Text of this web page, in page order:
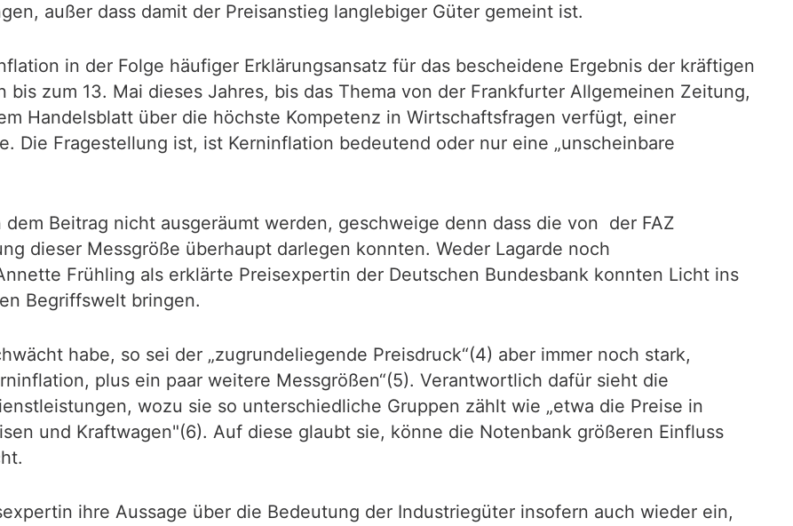
außer dass damit der Preisanstieg langlebiger Güter gemeint ist.
in der Folge häufiger Erklärungsansatz für das bescheidene Ergebnis der kräftigen
bis zum 13. Mai dieses Jahres, bis das Thema von der Frankfurter Allgemeinen Zeitung,
Handelsblatt über die höchste Kompetenz in Wirtschaftsfragen verfügt, einer
Die Fragestellung ist, ist Kerninflation bedeutend oder nur eine „unscheinbare
Beitrag nicht ausgeräumt werden, geschweige denn dass die von der FAZ
dieser Messgröße überhaupt darlegen konnten. Weder Lagarde noch
Frühling als erklärte Preisexpertin der Deutschen Bundesbank konnten Licht ins
Begriffswelt bringen.
habe, so sei der „zugrundeliegende Preisdruck“(4) aber immer noch stark,
plus ein paar weitere Messgrößen“(5). Verantwortlich dafür sieht die
wozu sie so unterschiedliche Gruppen zählt wie „etwa die Preise in
und Kraftwagen"(6). Auf diese glaubt sie, könne die Notenbank größeren Einfluss
ihre Aussage über die Bedeutung der Industriegüter insofern auch wieder ein,